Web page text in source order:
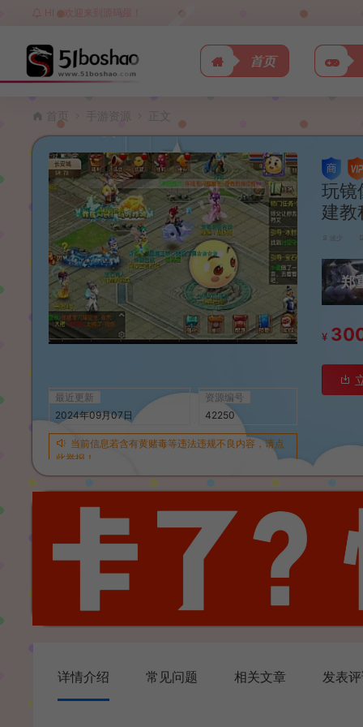
HI，欢迎来到源码屋！
首页
首页 手游资源 正文
最近更新
2024年09月07日
资源编号
42250
当前信息若含有黄赌毒等违法违规不良内容，请点
此举报！
玩镜
建教
波少
郑
¥
详情介绍 常见问题 相关文章 发表